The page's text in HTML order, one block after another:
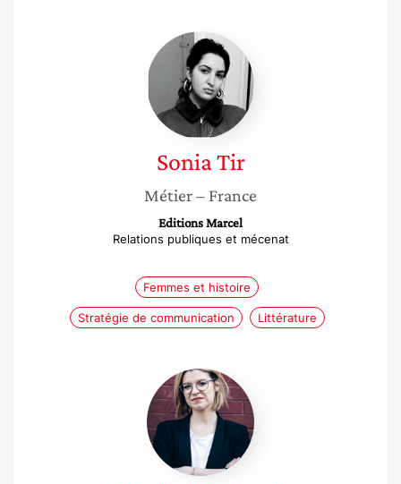
Sonia
Tir
SoniaTir
Métier– France
Editions Marcel
Relations publiques et mécenat
Femmes et histoire
Stratégie de communication Littérature
Elisabeth
Laborde